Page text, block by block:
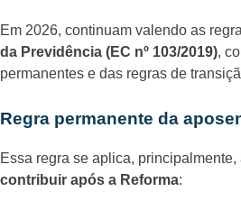
Em 2026, continuam valendo as
da Previdência (EC nº 103/2019),
permanentes e das regras de
Regra permanente da
Essa regra se aplica, principalmente,
contribuir após a Reforma: